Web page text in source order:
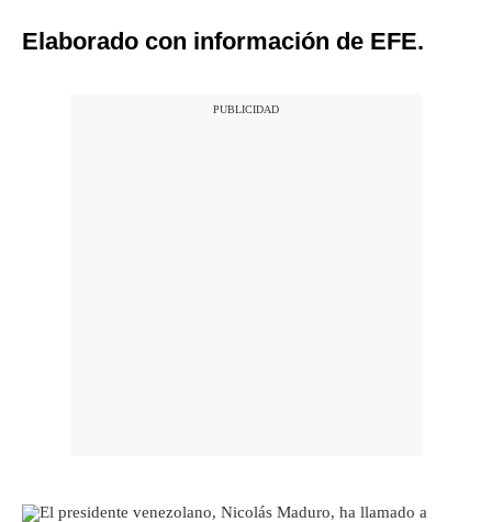
Elaborado con información de EFE.